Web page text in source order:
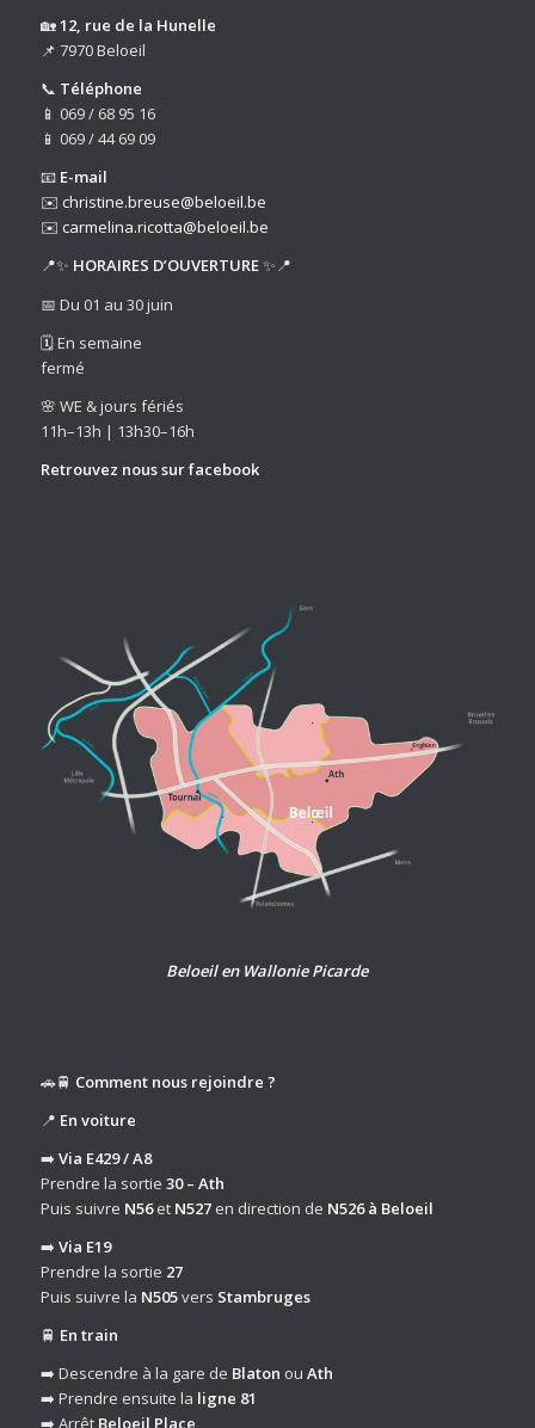
🏡12, rue de la Hunelle
📌 7970 Beloeil
📞 Téléphone
📱 069 / 68 95 16
📱 069 / 44 69 09
📧 E-mail
✉️ christine.breuse@beloeil.be
✉️ carmelina.ricotta@beloeil.be
📍✨ HORAIRES D’OUVERTURE✨📍
📅 Du 01 au 30 juin
🗓️ En semaine
fermé
🌸 WE & jours fériés
11h–13h | 13h30–16h
Retrouvez nous surfacebook
Beloeil en Wallonie Picarde
🚗🚆 Comment nous rejoindre ?
📍 En voiture
➡️ Via E429 / A8
Prendre la sortie 30 – Ath
Puis suivre N56et N527en direction de N526 à Beloeil
➡️ Via E19
Prendre la sortie 27
Puis suivre la N505vers Stambruges
🚆 En train
➡️ Descendre à la gare de Blaton ou Ath
➡️ Prendre ensuite la ligne 81
➡️ Arrêt Beloeil Place